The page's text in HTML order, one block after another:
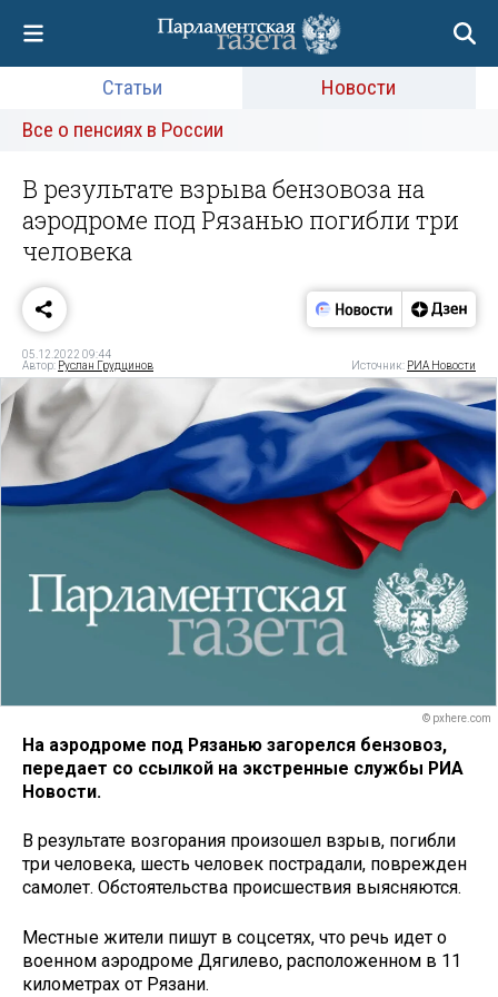
Статьи
Новости
Все о пенсиях в России
В результате взрыва бензовоза на
аэродроме под Рязанью погибли три
человека
05.12.2022 09:44
Автор: Руслан Грудцинов Источник: РИА Новости
© pxhere.com
На аэродроме под Рязанью загорелся бензовоз,
передает со ссылкой на экстренные службы РИА
Новости.
В результате возгорания произошел взрыв, погибли
три человека, шесть человек пострадали, поврежден
самолет. Обстоятельства происшествия выясняются.
Местные жители пишут в соцсетях, что речь идет о
военном аэродроме Дягилево, расположенном в 11
километрах от Рязани.